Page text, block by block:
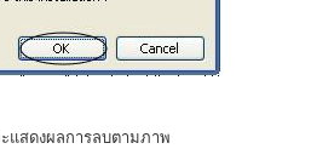
แสดงผลการลบตามภาพ